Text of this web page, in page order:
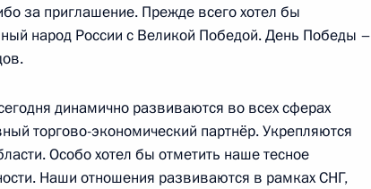
за приглашение. Прежде всего хотел бы
народ России с Великой Победой. День Победы –
динамично развиваются во всех сферах
торгово-экономический партнёр. Укрепляются
Особо хотел бы отметить наше тесное
Наши отношения развиваются в рамках СНГ,